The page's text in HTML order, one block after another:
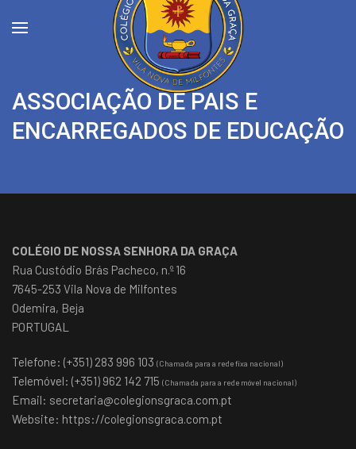
ASSOCIAÇÃO DE PAIS E
ENCARREGADOS DE EDUCAÇÃO
COLÉGIO DE NOSSA SENHORA DA GRAÇA
Rua Custódio Brás Pacheco, n.º 16
7645-253 Vila Nova de Milfontes
Odemira, Beja
PORTUGAL
Telefone: (+351) 283 996 103 (Chamada para a rede fixa nacional)
Telemóvel: (+351) 962 142 715 (Chamada para a rede móvel nacional)
Email: secretaria@colegionsgraca.com.pt
Website: https://colegionsgraca.com.pt